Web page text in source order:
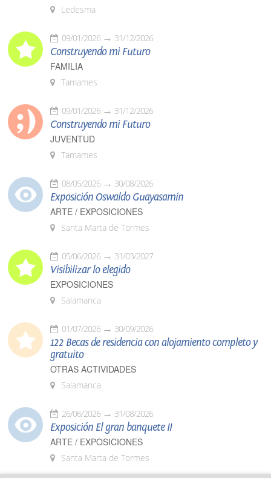
Ledesma
09/01/2026 31/12/2026
Construyendo mi Futuro
FAMILIA
Tamames
09/01/2026 31/12/2026
Construyendo mi Futuro
JUVENTUD
Tamames
08/05/2026 30/08/2026
Exposición Oswaldo Guayasamín
ARTE / EXPOSICIONES
Santa Marta de Tormes
05/06/2026 31/03/2027
Visibilizar lo elegido
EXPOSICIONES
Salamanca
01/07/2026 30/09/2026
122 Becas de residencia con alojamiento completo y
gratuito
OTRAS ACTIVIDADES
Salamanca
26/06/2026 31/08/2026
Exposición El gran banquete II
ARTE / EXPOSICIONES
Santa Marta de Tormes